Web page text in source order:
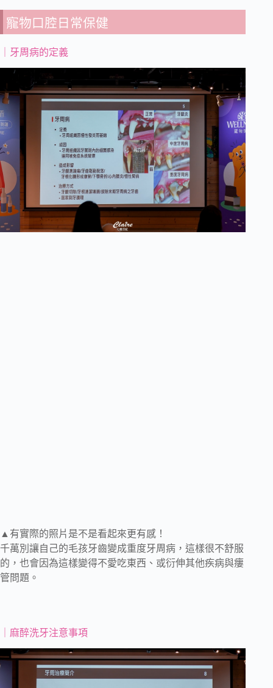
寵物口腔日常保健
｜牙周病的定義
▲有實際的照片是不是看起來更有感！
千萬別讓自己的毛孩牙齒變成重度牙周病，這樣很不舒服
的，也會因為這樣變得不愛吃東西、或衍伸其他疾病與瘻
管問題。
｜麻醉洗牙注意事項